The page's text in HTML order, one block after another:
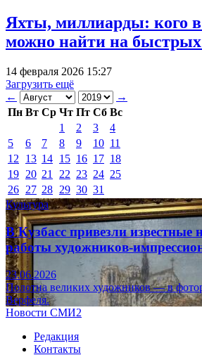
Яхты, миллиарды: кого
можно найти на быстрых
14 февраля 2026 15:27
Загрузить ещё
←
→
Пн Вт Ср Чт Пт Сб Вс
1
2 3
4
5
6 7 8 9 10 11
12
13 14 15 16 17 18
19 20 21 22 23 24 25
26 27 28 29 30 31
Культура
В Кузбасс привезли известные
работы художников-
23.06.2026
Полотна великих художников — в
Верфеля.
Новости СМИ2
Редакция
Контакты